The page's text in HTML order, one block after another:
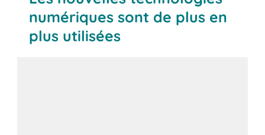
numériques sont de plus en
plus utilisées